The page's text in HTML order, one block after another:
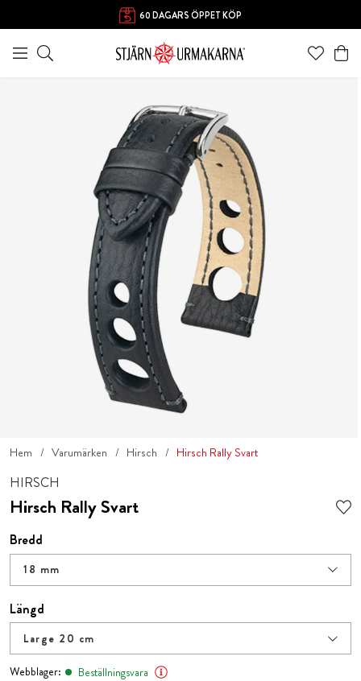
60 DAGARS ÖPPET KÖP
Hem Varumärken Hirsch Hirsch Rally Svart
HIRSCH
Hirsch Rally Svart
Bredd
18 mm
Längd
Large 20 cm
Webblager: Beställningsvara